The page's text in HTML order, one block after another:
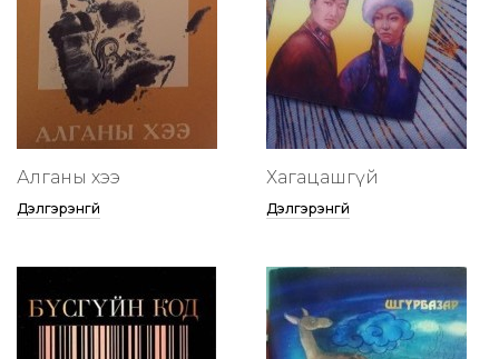
Алганы хээ
Дэлгэрэнгүй
Хагацашгүй
Дэлгэрэнгүй